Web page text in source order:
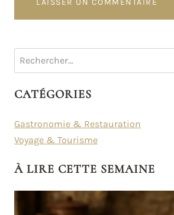
Rechercher :
CATÉGORIES
Gastronomie & Restauration
Voyage & Tourisme
À LIRE CETTE SEMAINE